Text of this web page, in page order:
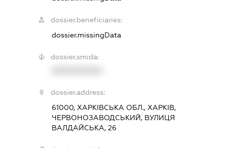
dossier.beneficiaries:
dossier.missingData
dossier.smida:
dossier.address:
61000, ХАРКІВСЬКА ОБЛ., ХАРКІВ,
ЧЕРВОНОЗАВОДСЬКИЙ, ВУЛИЦЯ
ВАЛДАЙСЬКА, 26